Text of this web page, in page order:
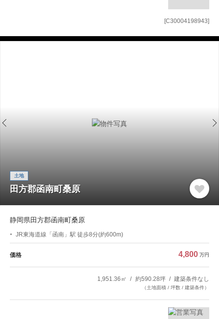
[C30004198943]
土地
田方郡函南町桑原
静岡県田方郡函南町桑原
JR東海道線「函南」駅 徒歩8分(約600m)
価格 4,800 万円
1,951.36㎡ 約590.28坪 建築条件なし
（土地面積 / 坪数 / 建築条件）